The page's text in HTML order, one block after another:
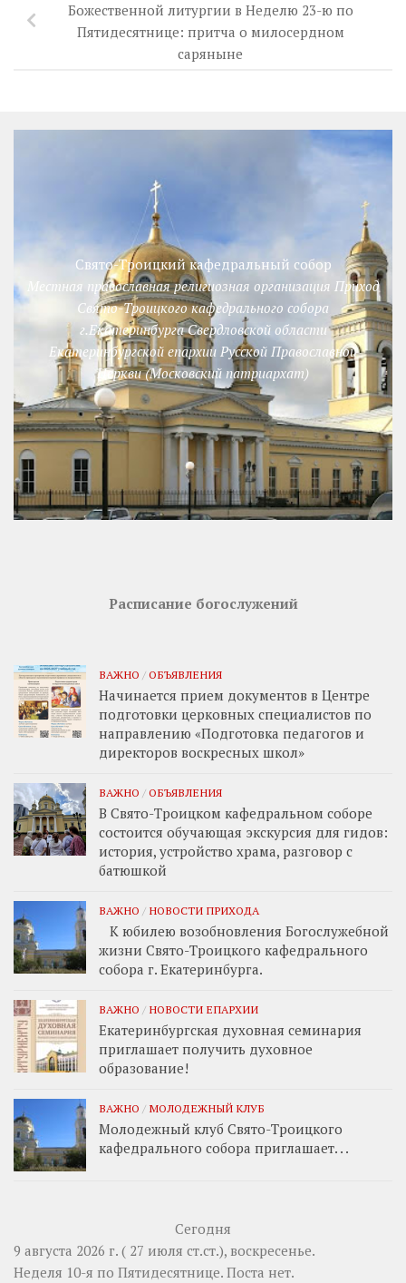
Божественной литургии в Неделю 23-ю по
Пятидесятнице: притча о милосердном
саряныне
Свято-Троицкий кафедральный собор
Местная православная религиозная организация Приход
Свято-Троицкого кафедрального собора
г.Екатеринбурга Свердловской области
Екатеринбургской епархии Русской Православной
Церкви (Московский патриархат)
Расписание богослужений
ВАЖНО / ОБЪЯВЛЕНИЯ
Начинается прием документов в Центре
подготовки церковных специалистов по
направлению «Подготовка педагогов и
директоров воскресных школ»
ВАЖНО / ОБЪЯВЛЕНИЯ
В Свято-Троицком кафедральном соборе
состоится обучающая экскурсия для гидов:
история, устройство храма, разговор с
батюшкой
ВАЖНО / НОВОСТИ ПРИХОДА
К юбилею возобновления Богослужебной
жизни Свято-Троицкого кафедрального
собора г. Екатеринбурга.
ВАЖНО / НОВОСТИ ЕПАРХИИ
Екатеринбургская духовная семинария
приглашает получить духовное
образование!
ВАЖНО / МОЛОДЕЖНЫЙ КЛУБ
Молодежный клуб Свято-Троицкого
кафедрального собора приглашает. . .
Сегодня
9 августа 2026 г. ( 27 июля ст.ст.), воскресенье.
Неделя 10-я по Пятидесятнице. Поста нет.